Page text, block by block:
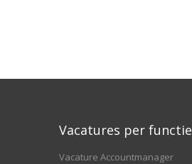
Vacatures per functie
Vacature Accountmanager